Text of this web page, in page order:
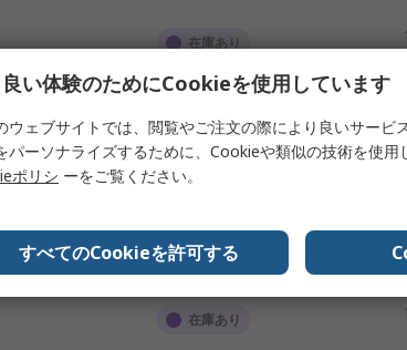
在庫あり
nVent ERICO 銅 接地バー L. 600
mm x H. 94 mm
RS品番277-6240
メーカー型番 EEB10C506D0A
在庫あり
い体験のためにCookieを使用しています
ウェブサイトでは、閲覧やご注文の際により良いサービ
パーソナライズするために、Cookieや類似の技術を使用
ポリシ ーをご覧ください。
すべてのCookieを許可する